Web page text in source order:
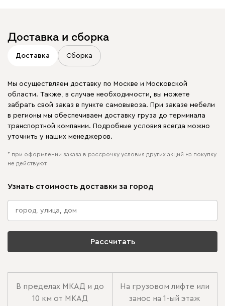
Доставка и сборка
Доставка Сборка
Мы осуществляем доставку по Москве и Московской
области. Также, в случае необходимости, вы можете
забрать свой заказ в пункте самовывоза. При заказе мебели
в регионы мы обеспечиваем доставку груза до терминала
транспортной компании. Подробные условия всегда можно
уточнить у наших менеджеров.
* при оформлении заказа в рассрочку условия других акций на покупку
не действуют.
Узнать стоимость доставки за город
Рассчитать
В пределах МКАД и до
10 км от МКАД
На грузовом лифте или
занос на 1-ый этаж